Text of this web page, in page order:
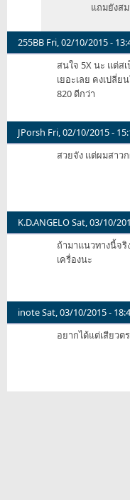
ไว้
ด้าน
หน้า
by
jpuv_
แถมยังส
255BB Fri, 02/10/2015 -
สนใจ 5X นะ แต่ส
เยอะเลย คงเปลี่
820 ดีกว่า
JPorsh Fri, 02/10/2015 -
สวยจัง แต่ผมสาว
K.D.ANGELOSat, 03/10/
ถ้ามาแนวทางนี้จริ
เครื่องนะ
inoteSat, 03/10/2015 -
อยากได้แต่เสียวต